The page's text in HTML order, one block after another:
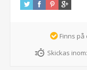
Finns
Skickas inom: